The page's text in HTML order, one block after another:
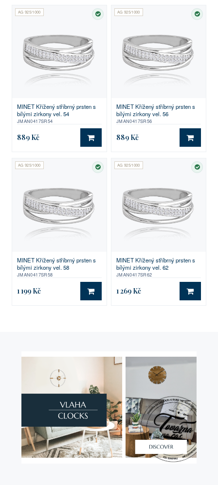
AG 925/1000
SKLADEM
MINET Křížený stříbrný prsten s
bílými zirkony vel. 54
JMAN0417SR54
889 Kč DO KOŠÍKU
AG 925/1000
MINET Křížený stříbrný prsten s
bílými zirkony vel. 56
JMAN0417SR56
889 Kč DO
AG 925/1000
SKLADEM
MINET Křížený stříbrný prsten s
bílými zirkony vel. 58
JMAN0417SR58
1 199 Kč DO KOŠÍKU
AG 925/1000
MINET Křížený stříbrný prsten s
bílými zirkony vel. 62
JMAN0417SR62
1 269 Kč DO